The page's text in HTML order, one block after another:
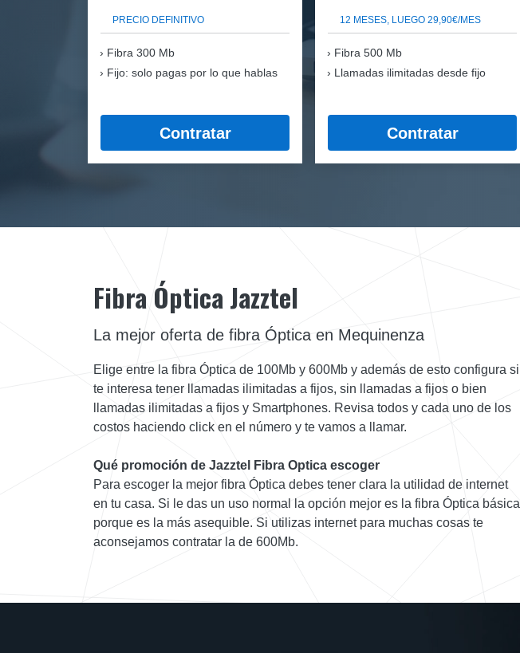
PRECIO DEFINITIVO
Fibra 300 Mb
Fijo: solo pagas por lo que hablas
Contratar
12 MESES, LUEGO 29,90€/MES
Fibra 500 Mb
Llamadas ilimitadas desde fijo
Contratar
Fibra Óptica Jazztel
La mejor oferta de fibra Óptica en Mequinenza
Elige entre la fibra Óptica de 100Mb y 600Mb y además de esto configura si
te interesa tener llamadas ilimitadas a fijos, sin llamadas a fijos o bien
llamadas ilimitadas a fijos y Smartphones. Revisa todos y cada uno de los
costos haciendo click en el número y te vamos a llamar.
Qué promoción de Jazztel Fibra Optica escoger
Para escoger la mejor fibra Óptica debes tener clara la utilidad de internet
en tu casa. Si le das un uso normal la opción mejor es la fibra Óptica básica
porque es la más asequible. Si utilizas internet para muchas cosas te
aconsejamos contratar la de 600Mb.